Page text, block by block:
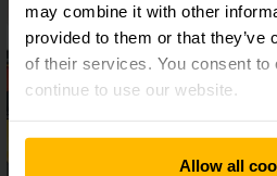
may combine it with other
provided to them or that they’ve
of their services. You consent to
continue to use our website.
Allow all